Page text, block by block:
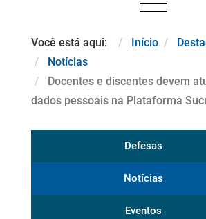
Você está aqui: Início
Notícias
Docentes e discentes devem
dados pessoais na Plataforma
Defesas
Notícias
Eventos